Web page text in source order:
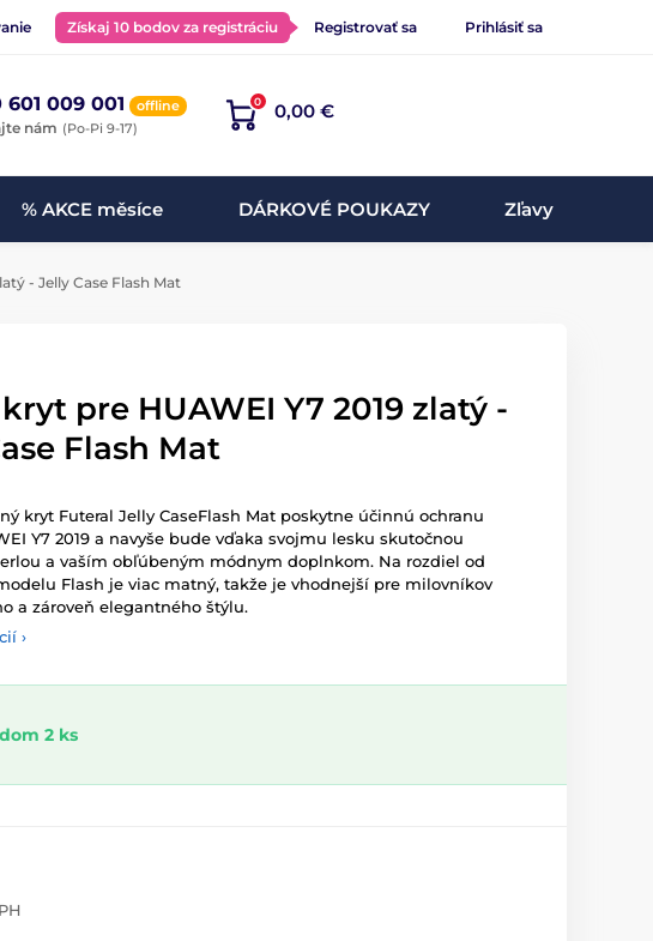
Získaj 10 bodov za registráciu Registrovať sa Prihlásiť sa
601 009 001 offline
nám (Po-Pi 9-17)
0 0,00 €
% AKCE měsíce DÁRKOVÉ POUKAZY Zľavy
- Jelly Case Flash Mat
pre HUAWEI Y7 2019 zlatý -
Flash Mat
kryt Futeral Jelly CaseFlash Mat poskytne účinnú ochranu
Y7 2019 a navyše bude vďaka svojmu lesku skutočnou
a vaším obľúbeným módnym doplnkom. Na rozdiel od
Flash je viac matný, takže je vhodnejší pre milovníkov
a zároveň elegantného štýlu.
›
2 ks